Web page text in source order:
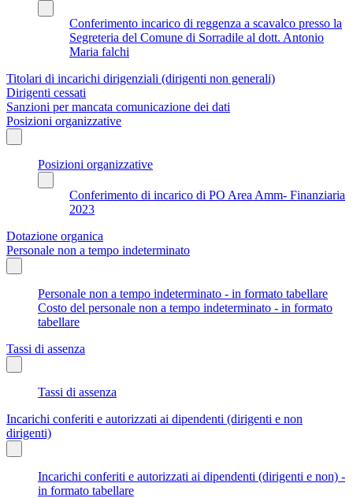
Conferimento incarico di reggenza a scavalco presso la
Segreteria del Comune di Sorradile al dott. Antonio
Maria falchi
Titolari di incarichi dirigenziali (dirigenti non generali)
Dirigenti cessati
Sanzioni per mancata comunicazione dei dati
Posizioni organizzative
Posizioni organizzative
Conferimento di incarico di PO Area Amm- Finanziaria
2023
Dotazione organica
Personale non a tempo indeterminato
Personale non a tempo indeterminato - in formato tabellare
Costo del personale non a tempo indeterminato - in formato
tabellare
Tassi di assenza
Tassi di assenza
Incarichi conferiti e autorizzati ai dipendenti (dirigenti e non
dirigenti)
Incarichi conferiti e autorizzati ai dipendenti (dirigenti e non) -
in formato tabellare